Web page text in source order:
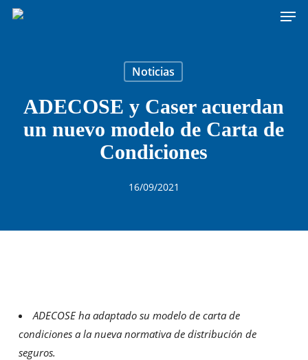
Skip
Noticias
ADECOSE y Caser acuerdan
un nuevo modelo de Carta de
Condiciones
16/09/2021
ADECOSE ha adaptado su modelo de carta de
condiciones a la nueva normativa de distribución de
seguros.